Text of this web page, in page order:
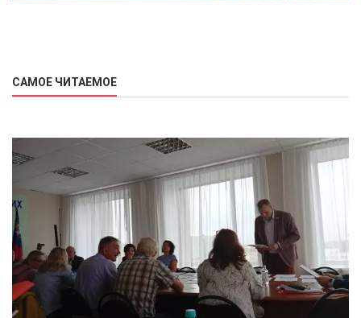
САМОЕ ЧИТАЕМОЕ